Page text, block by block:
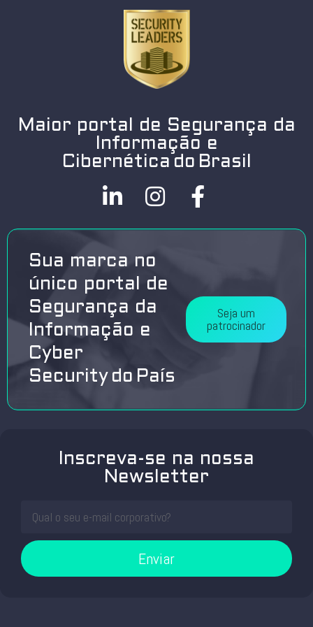
Maior portal de Segurança da
Informação e
Cibernética do Brasil
Sua marca no
único portal de
Segurança da
Informação e
Cyber
Security do País
Seja um
patrocinador
Inscreva-se na nossa
Newsletter
Enviar